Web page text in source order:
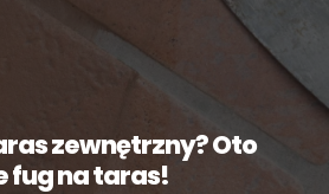
zewnętrzny? Oto
fug na taras!